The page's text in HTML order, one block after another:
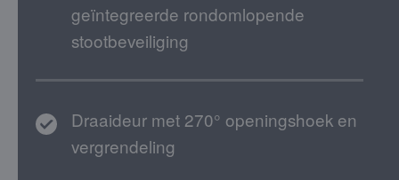
geïntegreerde rondomlopende
stootbeveiliging
Draaideur met 270° openingshoek en
vergrendeling